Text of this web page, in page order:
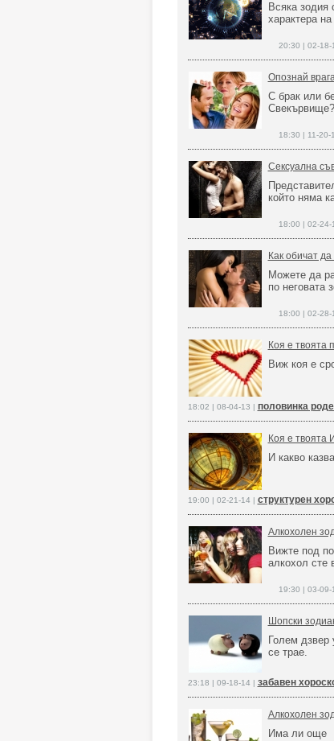
Всяка зодия
характера
20:30 | 02-18-
Опознай
С брак или
Свекървище?
18:30 | 11-20-
Сексуална
който няма
18:00 | 02-24-
Как обичат
Можете да
по неговата
18:00 | 02-28-
Коя е твоята
Виж коя е
18:02 | 08-04-13 | половинка
Коя е твоята
И какво
19:00 | 02-21-14 | структурен
Алкохолен
Вижте под
алкохол сте
19:30 | 03-09-
Шопски
Голем
се трае.
23:18 | 09-18-14 | забавен
Алкохолен
Има ли още